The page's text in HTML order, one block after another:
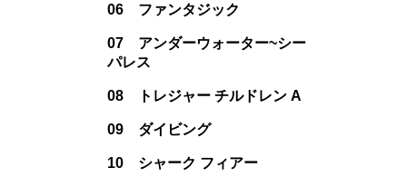
06 ファンタジック
07 アンダーウォーター~シー
パレス
08 トレジャー チルドレン A
09 ダイビング
10 シャーク フィアー